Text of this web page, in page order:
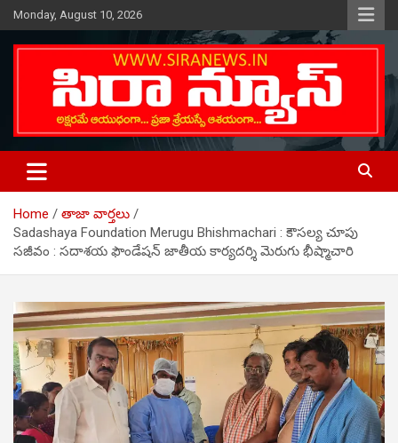
Skip
to
content
Monday, August 10, 2026
SIRA NEWS
Telugu Online News Daily
Home
తాజా వార్తలు
Sadashaya Foundation Merugu Bhishmachari : కౌసల్య చూపు
సజీవం : సదాశయ ఫౌండేషన్ జాతీయ కార్యదర్శి మెరుగు భీష్మాచారి